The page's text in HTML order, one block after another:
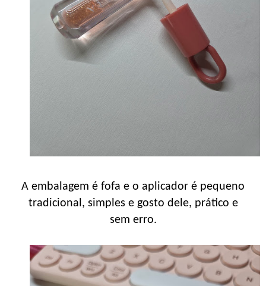
A embalagem é fofa e o aplicador é pequeno
tradicional, simples e gosto dele, prático e
sem erro.